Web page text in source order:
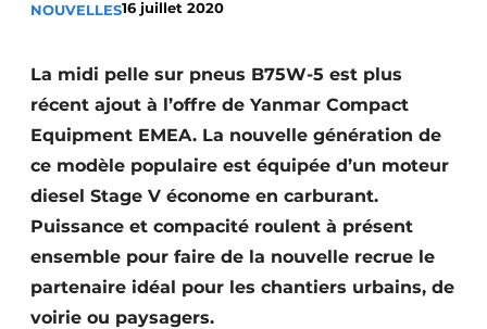
Construction bois
Contrôle d’accès
Éclairage
Fondations
NOUVELLES16 juillet 2020
La midi pelle sur pneus B75W-5 est plus
récent ajout à l’offre de Yanmar Compact
Equipment EMEA. La nouvelle génération de
ce modèle populaire est équipée d’un moteur
diesel Stage V économe en carburant.
Puissance et compacité roulent à présent
ensemble pour faire de la nouvelle recrue le
partenaire idéal pour les chantiers urbains, de
voirie ou paysagers.